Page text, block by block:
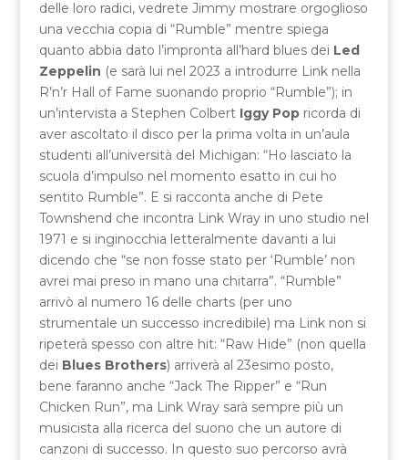
delle loro radici, vedrete Jimmy mostrare orgoglioso
una vecchia copia di “Rumble” mentre spiega
quanto abbia dato l’impronta all’hard blues dei Led
Zeppelin (e sarà lui nel 2023 a introdurre Link nella
R’n’r Hall of Fame suonando proprio “Rumble”); in
un’intervista a Stephen ColbertIggy Popricorda di
aver ascoltato il disco per la prima volta in un’aula
studenti all’università del Michigan: “Ho lasciato la
scuola d’impulso nel momento esatto in cui ho
sentito Rumble”. E si racconta anche di Pete
Townshend che incontra Link Wray in uno studio nel
1971 e si inginocchia letteralmente davanti a lui
dicendo che “se non fosse stato per ‘Rumble’ non
avrei mai preso in mano una chitarra”. “Rumble”
arrivò al numero 16 delle charts (per uno
strumentale un successo incredibile) ma Link non si
ripeterà spesso con altre hit: “Raw Hide” (non quella
dei Blues Brothers) arriverà al 23esimo posto,
bene faranno anche “Jack The Ripper” e “Run
Chicken Run”, ma Link Wray sarà sempre più un
musicista alla ricerca del suono che un autore di
canzoni di successo. In questo suo percorso avrà